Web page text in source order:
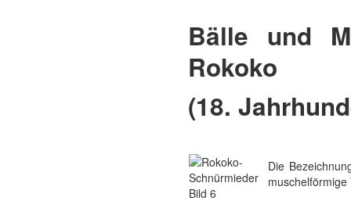
Bälle und
Rokoko
(18.
Bild 6
Die